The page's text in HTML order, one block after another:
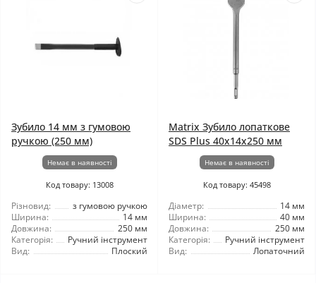
Зубило 14 мм з гумовою
ручкою (250 мм)
Немає в наявності
Код товару: 13008
Різновид:
з гумовою ручкою
Ширина:
14 мм
Довжина:
250 мм
Категорія:
Ручний інструмент
Вид:
Плоский
Matrix Зубило лопаткове
SDS Plus 40x14x250 мм
Немає в наявності
Код товару: 45498
Діаметр:
14 мм
Ширина:
40 мм
Довжина:
250 мм
Категорія:
Ручний інструмент
Вид:
Лопаточний